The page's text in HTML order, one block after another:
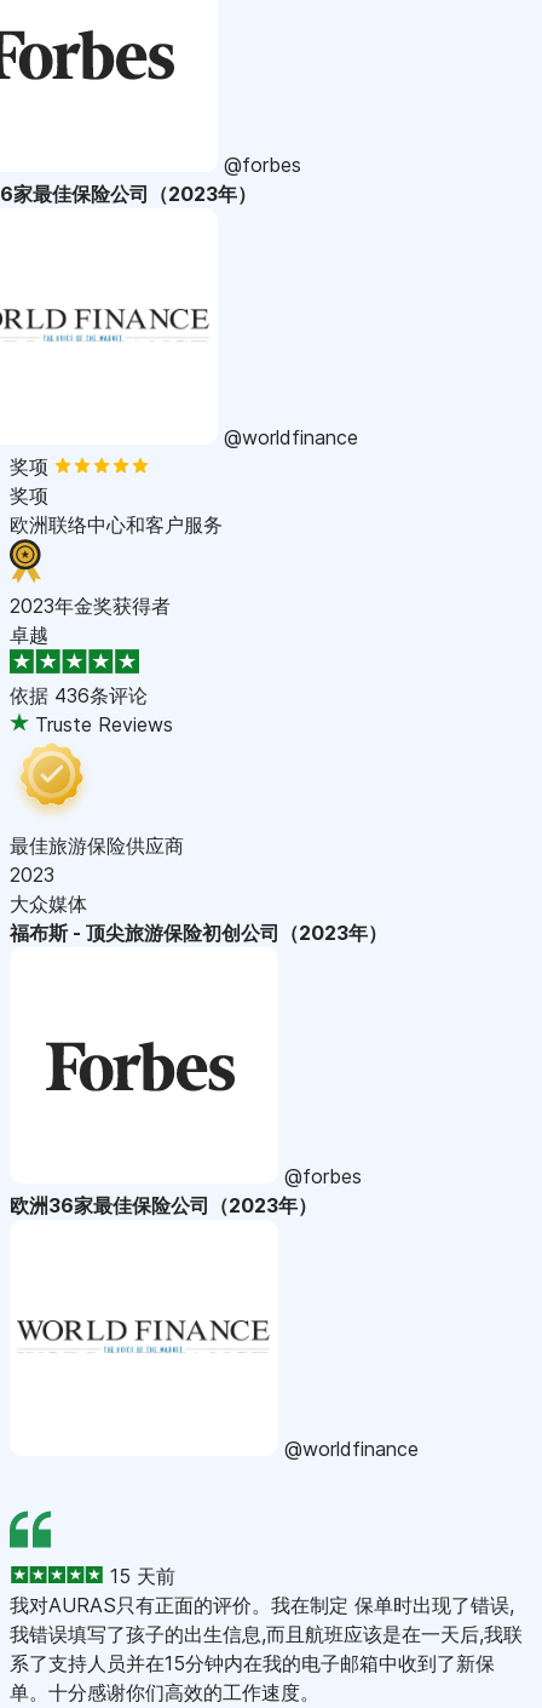
@forbes
家最佳保险公司（2023年）
@worldfinance
奖项
奖项
欧洲联络中心和客户服务
2023年金奖获得者
卓越
依据 436条评论
Truste Reviews
最佳旅游保险供应商
2023
大众媒体
福布斯 - 顶尖旅游保险初创公司（2023年）
@forbes
欧洲36家最佳保险公司（2023年）
@worldfinance
15 天前
我对AURAS只有正面的评价。我在制定 保单时出现了错误,
我错误填写了孩子的出生信息,而且航班应该是在一天后,我联
系了支持人员并在15分钟内在我的电子邮箱中收到了新保
单。十分感谢你们高效的工作速度。